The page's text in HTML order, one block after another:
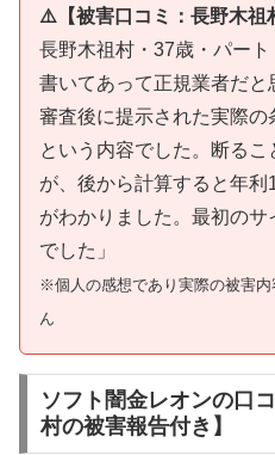
⚠️【被害口コミ：長野木祖
長野木祖村・37歳・パー
書いてあって正規業者だと
審査後に提示された実際
という内容でした。断る
が、後から計算すると年利
がわかりました。最初の
でした」
※個人の感想であり実際の被害
ん
ソフト闇金レオンの口
村の被害報告付き】